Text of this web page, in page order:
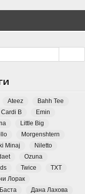
Ateez
Bahh Tee
Cardi B
Emin
Little Big
Morgenshtern
Minaj
Niletto
Ozuna
Twice
TXT
Лорак
Баста
Дана Лахова